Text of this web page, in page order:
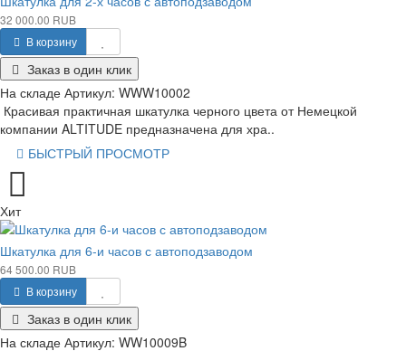
32 000.00 RUB
В корзину
Заказ в один клик
На складе Артикул: WWW10002
Красивая практичная шкатулка черного цвета от Немецкой
компании ALTITUDE предназначена для хра..
БЫСТРЫЙ ПРОСМОТР
Хит
Шкатулка для 6-и часов с автоподзаводом
64 500.00 RUB
В корзину
Заказ в один клик
На складе Артикул: WW10009B